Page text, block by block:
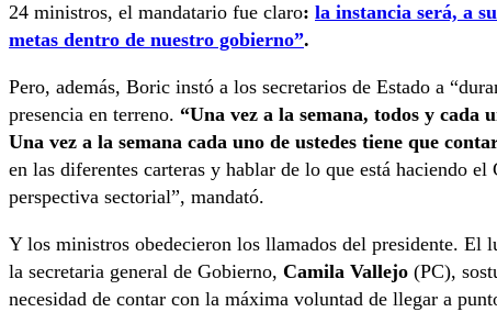
24 ministros, el mandatario fue claro: la instancia será, a
metas dentro de nuestro gobierno”.
Pero, además, Boric instó a los secretarios de Estado a
presencia en terreno. “Una vez a la semana, todos y cada
Una vez a la semana cada uno de ustedes tiene que
en las diferentes carteras y hablar de lo que está haciendo
perspectiva sectorial”, mandató.
Y los ministros obedecieron los llamados del presidente. El
la secretaria general de Gobierno, Camila Vallejo (PC),
necesidad de contar con la máxima voluntad de llegar a